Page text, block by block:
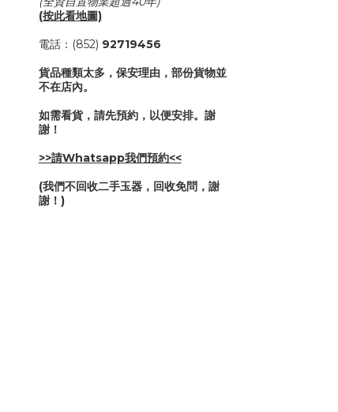
(按此看地圖)
電話：(852) 92719456
貨品種類太多，保安理由，部份貨物並
不在店內。
如需看貨，請先預約，以便安排。謝
謝！
>>請Whatsapp我們預約<<
(我們不回收二手玉器，回收免問，謝
謝！)